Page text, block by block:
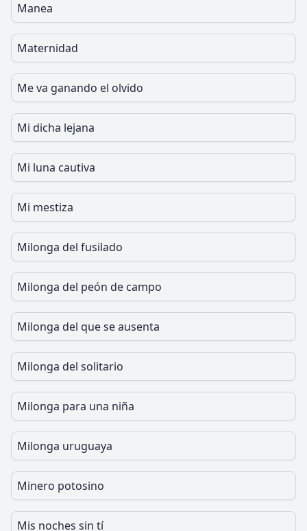
Manea
Maternidad
Me va ganando el olvido
Mi dicha lejana
Mi luna cautiva
Mi mestiza
Milonga del fusilado
Milonga del peón de campo
Milonga del que se ausenta
Milonga del solitario
Milonga para una niña
Milonga uruguaya
Minero potosino
Mis noches sin tí